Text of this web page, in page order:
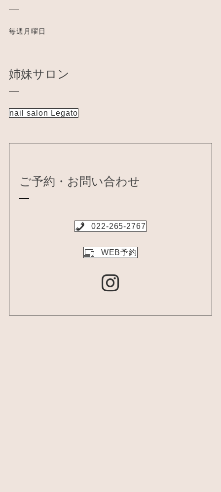
毎週月曜日
姉妹サロン
nail salon Legato
ご予約・お問い合わせ
022-265-2767
WEB予約